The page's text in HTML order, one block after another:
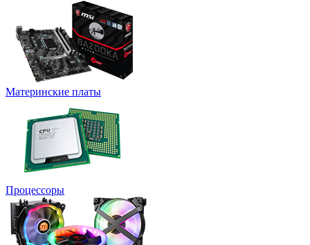
Материнские платы
Процессоры